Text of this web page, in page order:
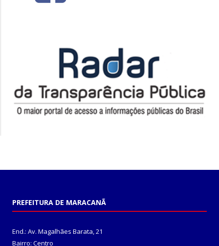
PREFEITURA DE MARACANÃ
End.: Av. Magalhães Barata, 21
Bairro: Centro